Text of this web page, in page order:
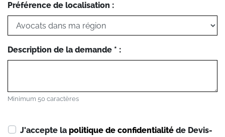
Préférence de localisation :
Description de la demande * :
Minimum 50 caractères
J'accepte la politique de confidentialité de Devis-